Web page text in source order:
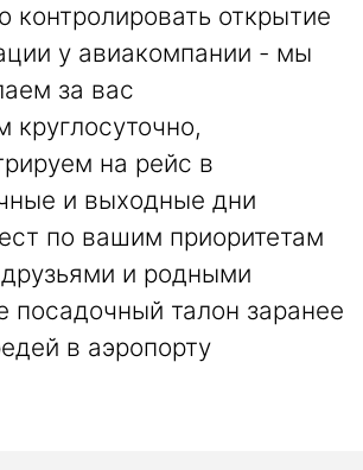
контролировать открытие
у авиакомпании - мы
за вас
круглосуточно,
на рейс в
и выходные дни
по вашим приоритетам
и родными
посадочный талон заранее
в аэропорту